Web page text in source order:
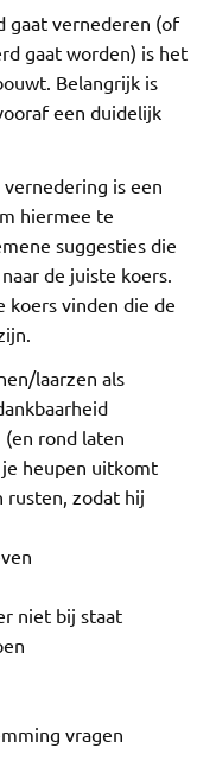
gaat vernederen (of
gaat worden) is het
Belangrijk is
een duidelijk
is een
hiermee te
suggesties die
de juiste koers.
koers vinden die de
laarzen als
rond laten
heupen uitkomt
rusten, zodat hij
niet bij staat
vragen